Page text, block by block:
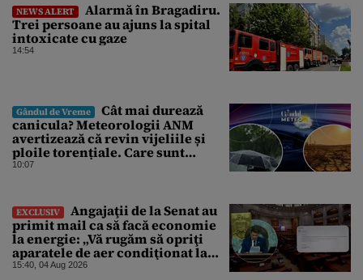
NEWS ALERT
Alarmă în Bragadiru.
Trei persoane au ajuns la spital
intoxicate cu gaze
14:54
Gândul de Vreme
Cât mai durează
canicula? Meteorologii ANM
avertizează că revin vijeliile și
ploile torențiale. Care sunt
zonele vizate, începând chiar de
10:07
EXCLUSIV
Angajaţii de la Senat au
primit mail ca să facă economie
la energie: „Vă rugăm să opriţi
aparatele de aer condiţionat la
sfârşitul programului”
15:40, 04 Aug 2026